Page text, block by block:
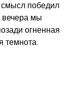
победил
вечера мы
огненная
темнота.